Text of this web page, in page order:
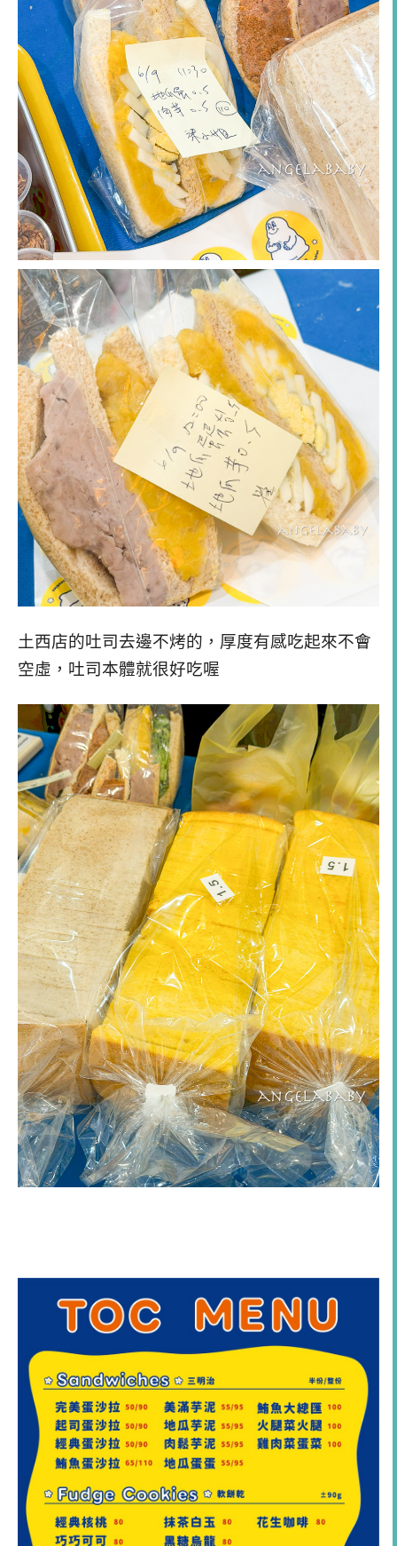
土西店的吐司去邊不烤的，厚度有感吃起來不會
空虛，吐司本體就很好吃喔